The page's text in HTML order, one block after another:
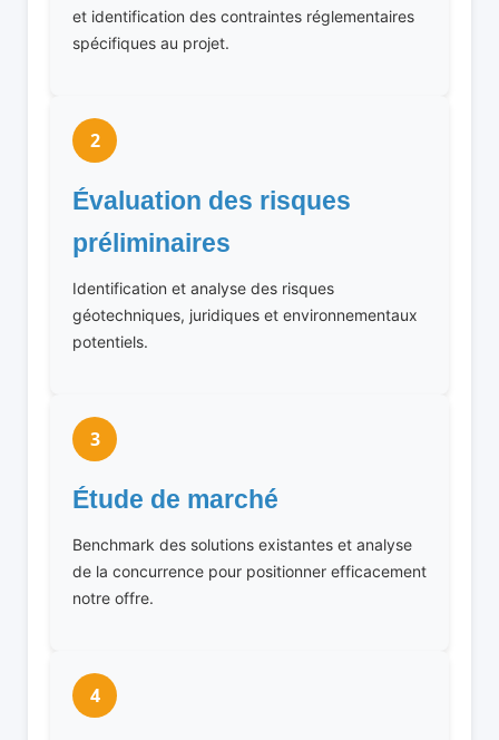
et identification des contraintes réglementaires
spécifiques au projet.
2
Évaluation des risques
préliminaires
Identification et analyse des risques
géotechniques, juridiques et environnementaux
potentiels.
3
Étude de marché
Benchmark des solutions existantes et analyse
de la concurrence pour positionner efficacement
notre offre.
4